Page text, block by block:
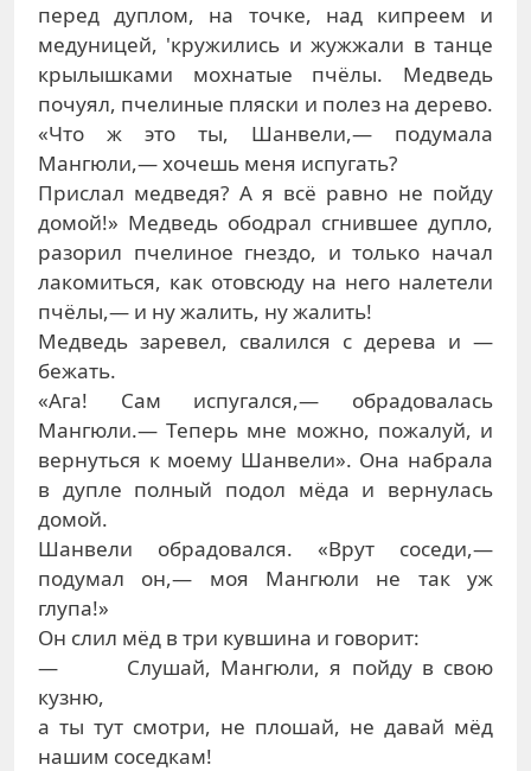
перед дуплом, на точке, над кипреем и
медуницей, 'кружились и жужжали в танце
крылышками мохнатые пчёлы. Медведь
почуял, пчелиные пляски и полез на дерево.
«Что ж это ты, Шанвели,— подумала
Мангюли,— хочешь меня испугать?
Прислал медведя? А я всё равно не пойду
домой!» Медведь ободрал сгнившее дупло,
разорил пчелиное гнездо, и только начал
лакомиться, как отовсюду на него налетели
пчёлы,— и ну жалить, ну жалить!
Медведь заревел, свалился с дерева и —
бежать.
«Ага! Сам испугался,— обрадовалась
Мангюли.— Теперь мне можно, пожалуй, и
вернуться к моему Шанвели». Она набрала
в дупле полный подол мёда и вернулась
домой.
Шанвели обрадовался. «Врут соседи,—
подумал он,— моя Мангюли не так уж
глупа!»
Он слил мёд в три кувшина и говорит:
— Слушай, Мангюли, я пойду в свою
кузню,
а ты тут смотри, не плошай, не давай мёд
нашим соседкам!